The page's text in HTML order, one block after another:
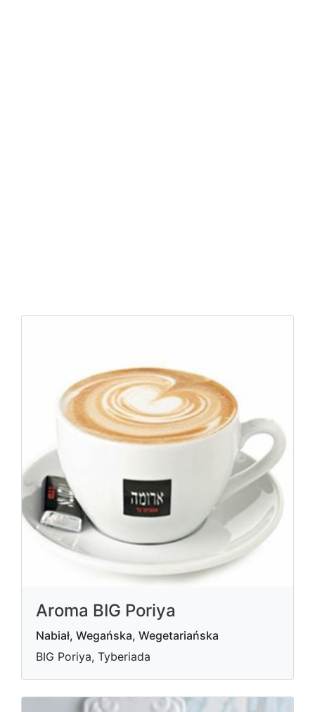
Aroma BIG Poriya
Nabiał, Wegańska, Wegetariańska
BIG Poriya, Tyberiada